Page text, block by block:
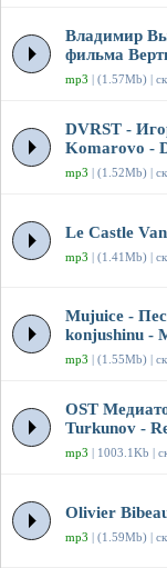
Владимир
фильма
mp3 | (1.57Mb) |
DVRST -
Komarovo -
mp3 | (1.52Mb) |
Le Castle
mp3 | (1.41Mb) |
Mujuice -
konjushinu -
mp3 | (1.55Mb) |
OST
Turkunov -
mp3 | 1003.1Kb |
Olivier
mp3 | (1.59Mb) |